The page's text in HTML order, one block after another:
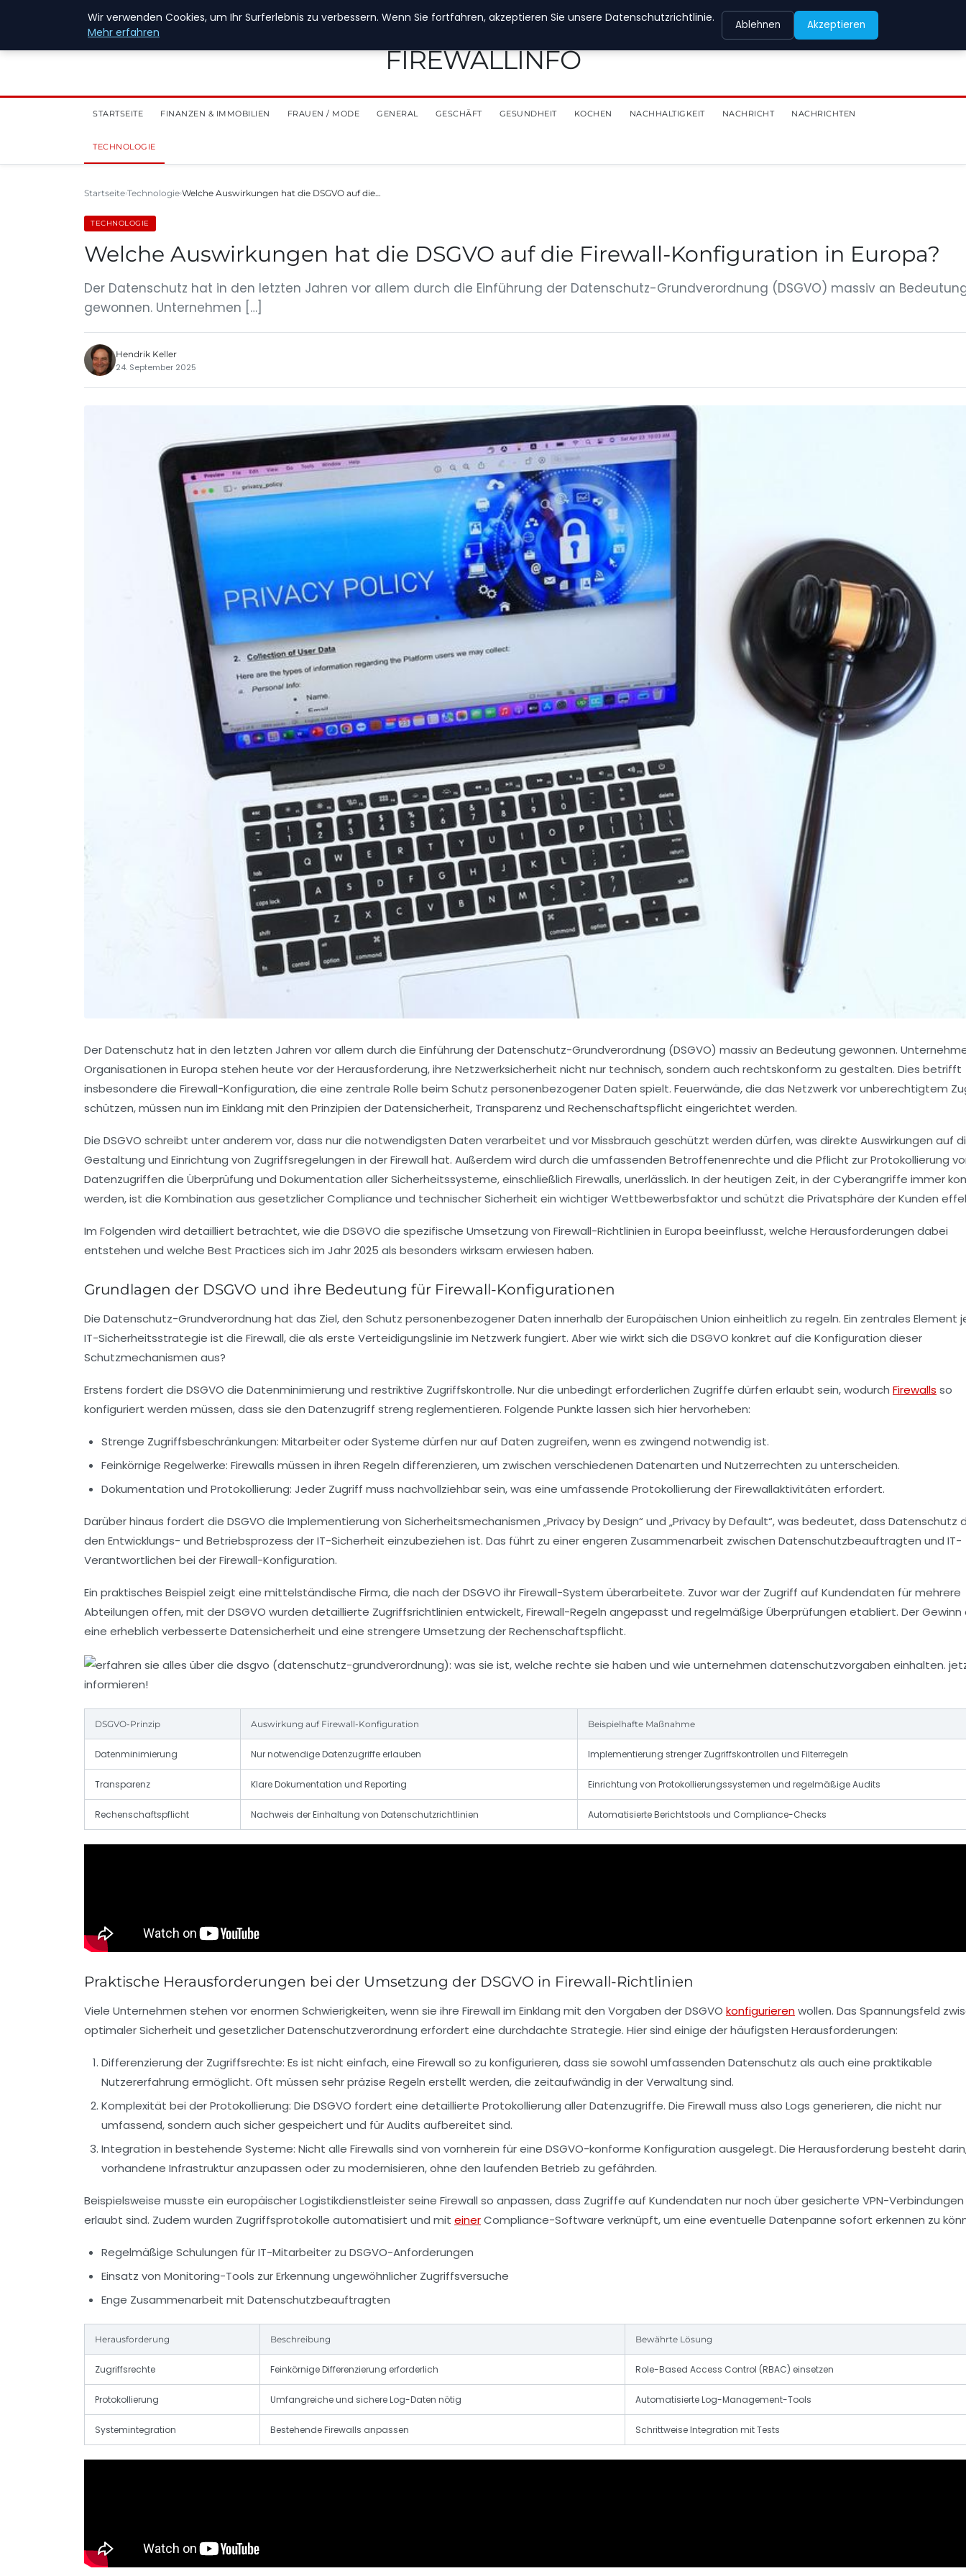
28. Juli 2026
FIREWALLINFO
STARTSEITE FINANZEN & IMMOBILIEN FRAUEN / MODE GENERAL GESCHÄFT GESUNDHEIT KOCHEN NACHHALTIGKEIT NACHRICHT NACHRICHTEN
TECHNOLOGIE
Startseite Technologie Welche Auswirkungen hat die DSGVO auf die…
TECHNOLOGIE
Welche Auswirkungen hat die DSGVO auf die Firewall-Konfiguration in Europa?
Der Datenschutz hat in den letzten Jahren vor allem durch die Einführung der Datenschutz-Grundverordnung (DSGVO) massiv an
gewonnen. Unternehmen […]
Hendrik Keller
24. September 2025
Der Datenschutz hat in den letzten Jahren vor allem durch die Einführung der Datenschutz-Grundverordnung (DSGVO) massiv an Bedeutung gewonnen.
Organisationen in Europa stehen heute vor der Herausforderung, ihre Netzwerksicherheit nicht nur technisch, sondern auch rechtskonform zu gestalten. Dies betrifft
insbesondere die Firewall-Konfiguration, die eine zentrale Rolle beim Schutz personenbezogener Daten spielt. Feuerwände, die das Netzwerk vor unberechtigtem
schützen, müssen nun im Einklang mit den Prinzipien derDatensicherheit, Transparenz und Rechenschaftspflicht eingerichtet werden.
Die DSGVO schreibt unter anderem vor, dass nur die notwendigsten Daten verarbeitet und vor Missbrauch geschützt werden dürfen, was direkte Auswirkungen auf
Gestaltung und Einrichtung von Zugriffsregelungen in der Firewall hat. Außerdem wird durch die umfassenden Betroffenenrechte und die Pflicht zurProtokollierung
Datenzugriffen die Überprüfung und Dokumentation aller Sicherheitssysteme, einschließlich Firewalls, unerlässlich. In der heutigen Zeit, in der Cyberangriffe immer
werden, ist die Kombination aus gesetzlicher Compliance und technischer Sicherheit ein wichtiger Wettbewerbsfaktor und schützt die Privatsphäre der Kunden
Im Folgenden wird detailliert betrachtet, wie die DSGVO die spezifische Umsetzung von Firewall-Richtlinien in Europa beeinflusst, welche Herausforderungen dabei
entstehen und welche Best Practices sich im Jahr 2025 als besonders wirksam erwiesen haben.
Grundlagen der DSGVO und ihre Bedeutung für Firewall-Konfigurationen
Die Datenschutz-Grundverordnung hat das Ziel, den Schutz personenbezogener Daten innerhalb der Europäischen Union einheitlich zu regeln. Ein zentrales Element
IT-Sicherheitsstrategie ist die Firewall, die als erste Verteidigungslinie im Netzwerk fungiert. Aber wie wirkt sich die DSGVO konkret auf die Konfiguration dieser
Schutzmechanismen aus?
Erstens fordert die DSGVO die Datenminimierung und restriktive Zugriffskontrolle. Nur die unbedingt erforderlichen Zugriffe dürfen erlaubt sein, wodurch Firewalls so
konfiguriert werden müssen, dass sie den Datenzugriff streng reglementieren. Folgende Punkte lassen sich hier hervorheben:
Strenge Zugriffsbeschränkungen: Mitarbeiter oder Systeme dürfen nur auf Daten zugreifen, wenn es zwingend notwendig ist.
Feinkörnige Regelwerke: Firewalls müssen in ihren Regeln differenzieren, um zwischen verschiedenen Datenarten und Nutzerrechten zu unterscheiden.
Dokumentation und Protokollierung: Jeder Zugriff muss nachvollziehbar sein, was eine umfassende Protokollierung der Firewallaktivitäten erfordert.
Darüber hinaus fordert die DSGVO die Implementierung von Sicherheitsmechanismen „Privacy by Design“ und „Privacy by Default“, was bedeutet, dass Datenschutz
den Entwicklungs- und Betriebsprozess der IT-Sicherheit einzubeziehen ist. Das führt zu einer engeren Zusammenarbeit zwischen Datenschutzbeauftragten und IT-
Verantwortlichen bei der Firewall-Konfiguration.
Ein praktisches Beispiel zeigt eine mittelständische Firma, die nach der DSGVO ihr Firewall-System überarbeitete. Zuvor war der Zugriff auf Kundendaten für mehrere
Abteilungen offen, mit der DSGVO wurden detaillierte Zugriffsrichtlinien entwickelt, Firewall-Regeln angepasst und regelmäßige Überprüfungen etabliert. Der Gewinn
eine erheblich verbesserte Datensicherheit und eine strengere Umsetzung derRechenschaftspflicht.
DSGVO-Prinzip Auswirkung auf Firewall-Konfiguration Beispielhafte Maßnahme
Datenminimierung Nur notwendige Datenzugriffe erlauben Implementierung strenger Zugriffskontrollen und Filterregeln
Transparenz Klare Dokumentation und Reporting Einrichtung von Protokollierungssystemen und regelmäßige Audits
Rechenschaftspflicht Nachweis der Einhaltung von Datenschutzrichtlinien Automatisierte Berichtstools und Compliance-Checks
Praktische Herausforderungen bei der Umsetzung der DSGVO in Firewall-Richtlinien
Viele Unternehmen stehen vor enormen Schwierigkeiten, wenn sie ihre Firewall im Einklang mit den Vorgaben der DSGVO konfigurierenwollen. Das Spannungsfeld
optimaler Sicherheit und gesetzlicher Datenschutzverordnung erfordert eine durchdachte Strategie. Hier sind einige der häufigsten Herausforderungen:
Differenzierung der Zugriffsrechte: Es ist nicht einfach, eine Firewall so zu konfigurieren, dass sie sowohl umfassenden Datenschutz als auch eine praktikable
Nutzererfahrung ermöglicht. Oft müssen sehr präzise Regeln erstellt werden, die zeitaufwändig in der Verwaltung sind.
Komplexität bei der Protokollierung: Die DSGVO fordert eine detaillierte Protokollierung aller Datenzugriffe. Die Firewall muss also Logs generieren, die nicht nur
umfassend, sondern auch sicher gespeichert und für Audits aufbereitet sind.
Integration in bestehende Systeme: Nicht alle Firewalls sind von vornherein für eine DSGVO-konforme Konfiguration ausgelegt. Die Herausforderung besteht
vorhandene Infrastruktur anzupassen oder zu modernisieren, ohne den laufenden Betrieb zu gefährden.
Beispielsweise musste ein europäischer Logistikdienstleister seine Firewall so anpassen, dass Zugriffe auf Kundendaten nur noch über gesicherte VPN-Verbindungen
erlaubt sind. Zudem wurden Zugriffsprotokolle automatisiert und mit einerCompliance-Software verknüpft, um eine eventuelle Datenpanne sofort erkennen zu
Regelmäßige Schulungen für IT-Mitarbeiter zu DSGVO-Anforderungen
Einsatz von Monitoring-Tools zur Erkennung ungewöhnlicher Zugriffsversuche
Enge Zusammenarbeit mit Datenschutzbeauftragten
Herausforderung Beschreibung Bewährte Lösung
Zugriffsrechte Feinkörnige Differenzierung erforderlich Role-Based Access Control (RBAC) einsetzen
Protokollierung Umfangreiche und sichere Log-Daten nötig Automatisierte Log-Management-Tools
Systemintegration Bestehende Firewalls anpassen Schrittweise Integration mit Tests
Wir verwenden Cookies, um Ihr Surferlebnis zu verbessern. Wenn Sie fortfahren, akzeptieren Sie unsere Datenschutzrichtlinie.
Mehr erfahren
Ablehnen Akzeptieren